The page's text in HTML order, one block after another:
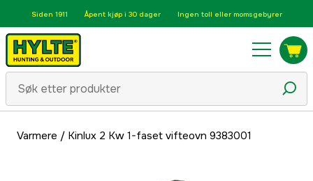
Siden 1911 Åpent kjøp i 30 dager Ingen toll eller momsgebyrer
Varmere / Kinlux 2 Kw 1-faset vifteovn 9383001